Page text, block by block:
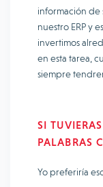
información de
nuestro ERP y
invertimos
en esta tarea,
siempre
SI
PALABRAS
Yo preferiría